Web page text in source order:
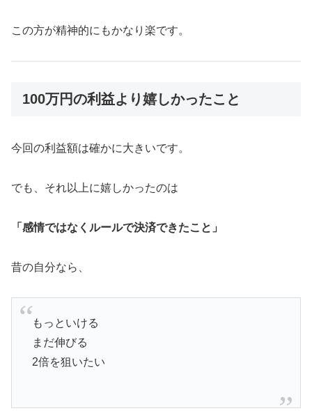
この方が精神的にもかなり楽です。
100万円の利益より嬉しかったこと
今回の利益額は確かに大きいです。
でも、それ以上に嬉しかったのは
「感情ではなくルールで決済できたこと」
昔の自分なら、
もっといける
まだ伸びる
2倍を狙いたい